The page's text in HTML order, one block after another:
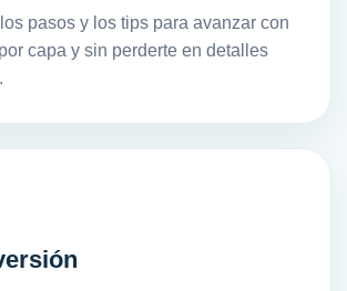
pasos y los tips para avanzar con
capa y sin perderte en detalles